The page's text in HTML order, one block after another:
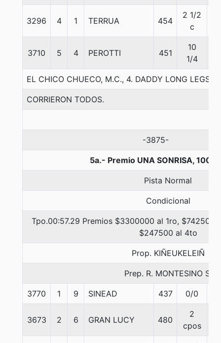
3296 4 1 TERRUA 454
2 1/2
c
3710 5 4 PEROTTI 451
10
1/4
EL CHICO CHUECO, M.C., 4. DADDY LONG LEGS-
CORRIERON TODOS.
-3875-
5a.- Premio UNA SONRISA, 1000
Pista Normal
Condicional
Tpo.00:57.29 Premios $3300000 al 1ro, $742500
$247500 al 4to
Prop. KIÑEUKELEIÑ
Prep. R. MONTESINO S.
3770 1 9 SINEAD 437 0/0
3673 2 6 GRAN LUCY 480
2
cpos